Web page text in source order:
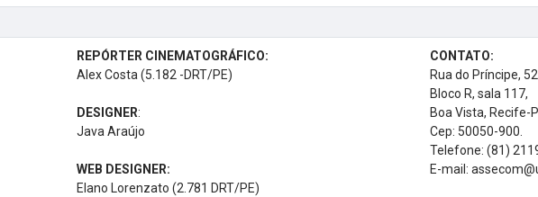
REPÓRTER CINEMATOGRÁFICO:
Alex Costa (5.182 -DRT/PE)
DESIGNER:
Java Araújo
WEB DESIGNER:
Elano Lorenzato (2.781 DRT/PE)
CONTATO:
Rua do Príncipe,
Bloco R, sala 117,
Boa Vista, Recife-
Cep: 50050-900.
Telefone: (81)
E-mail: